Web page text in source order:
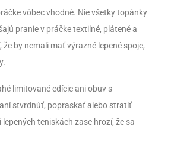
vôbec vhodné. Nie všetky topánky
pranie v práčke textilné, plátené a
by nemali mať výrazné lepené spoje,
limitované edície ani obuv s
stvrdnúť, popraskať alebo stratiť
teniskách zase hrozí, že sa